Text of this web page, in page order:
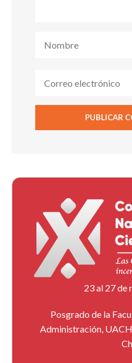
23 al 27 de
Posgrado de la
Administración,